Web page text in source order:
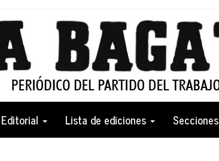
Editorial Lista de ediciones Secciones